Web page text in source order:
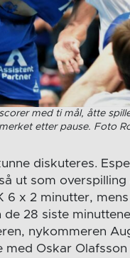
med ti mål, åtte
etter pause. Foto
diskuteres.
ut som
x 2 minutter,
28 siste
nykommeren
Oskar Olafsson